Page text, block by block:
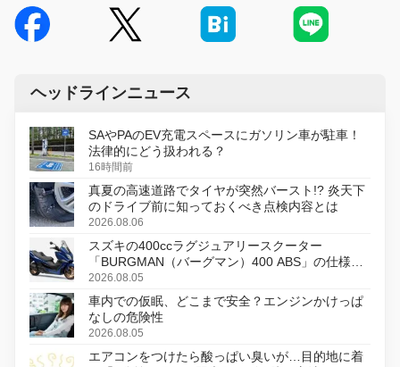
ヘッドラインニュース
SAやPAのEV充電スペースにガソリン車が駐車！
法律的にどう扱われる？
16時間前
真夏の高速道路でタイヤが突然バースト!? 炎天下
のドライブ前に知っておくべき点検内容とは
2026.08.06
スズキの400ccラグジュアリースクーター
「BURGMAN（バーグマン）400 ABS」の仕様を
変更し、8月18日に発売
2026.08.05
車内での仮眠、どこまで安全？エンジンかけっぱ
なしの危険性
2026.08.05
エアコンをつけたら酸っぱい臭いが…目的地に着